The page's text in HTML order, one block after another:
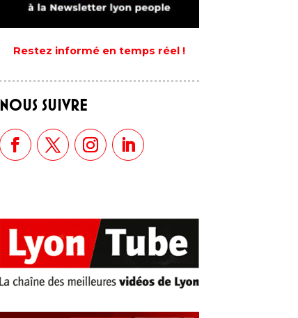
Restez informé en temps réel !
NOUS SUIVRE